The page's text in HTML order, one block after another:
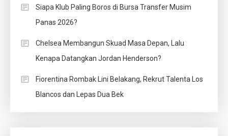
Siapa Klub Paling Boros di Bursa Transfer Musim
Panas 2026?
Chelsea Membangun Skuad Masa Depan, Lalu
Kenapa Datangkan Jordan Henderson?
Fiorentina Rombak Lini Belakang, Rekrut Talenta Los
Blancos dan Lepas Dua Bek